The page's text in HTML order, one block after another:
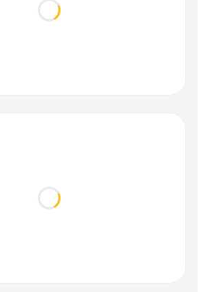
Loading...
Loading...